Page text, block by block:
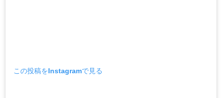
この投稿をInstagramで見る